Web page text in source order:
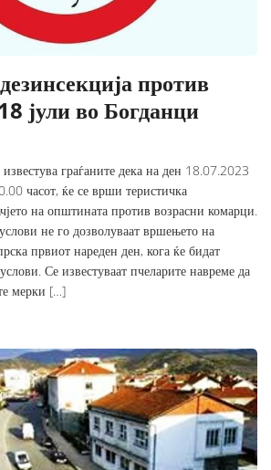
против
јули во Богданци
граѓаните дека на ден 18.07.2023
часот, ќе се врши теристичка
на општината против возрасни комарци.
не го дозволуваат вршењето на
првиот нареден ден, кога ќе бидат
Се известуваат пчеларите навреме да
мерки […]